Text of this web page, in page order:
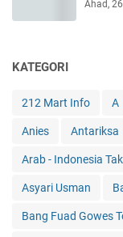
Ahad,
KATEGORI
212 Mart Info A
Anies Antariksa
Arab - Indonesia
Asyari Usman
Bang Fuad Gowes